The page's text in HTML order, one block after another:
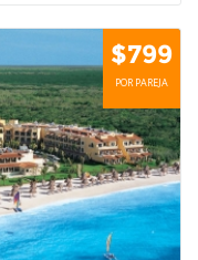
$799
POR PAREJA